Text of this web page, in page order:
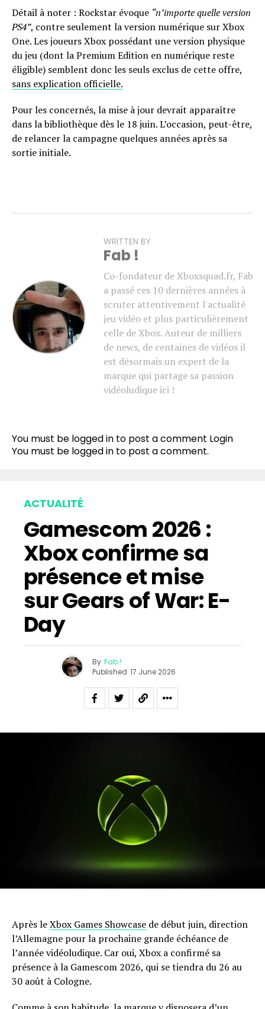
Détail à noter : Rockstar évoque “n’importe quelle version
PS4”, contre seulement la version numérique sur Xbox
One. Les joueurs Xbox possédant une version physique
du jeu (dont la Premium Edition en numérique reste
éligible) semblent donc les seuls exclus de cette offre,
sans explication officielle.
Pour les concernés, la mise à jour devrait apparaître
dans la bibliothèque dès le 18 juin. L’occasion, peut-être,
de relancer la campagne quelques années après sa
sortie initiale.
WRITTEN BY
Fab !
Co-fondateur de Xboxsquad.fr, Fab
a passé ces 10 dernières années à
scruter attentivement l'actualité
jeu vidéo et plus particulièrement
celle de Xbox. Auteur de milliers
de news, de centaines de vidéos il
est désormais un expert de la
marque qui partage sa passion
vidéoludique ici !
You must be logged in to post a comment Login
You must be logged in to post a comment.
ACTUALITÉ
Gamescom 2026 :
Xbox confirme sa
présence et mise
sur Gears of War: E-
Day
By Fab !
Published 17 June 2026
Après leXbox Games Showcase de début juin, direction
l’Allemagne pour la prochaine grande échéance de
l’année vidéoludique. Car oui, Xbox a confirmé sa
présence à la Gamescom 2026, qui se tiendra du 26 au
30 août à Cologne.